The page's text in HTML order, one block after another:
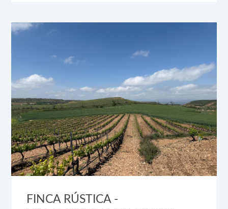
FINCA RÚSTICA -